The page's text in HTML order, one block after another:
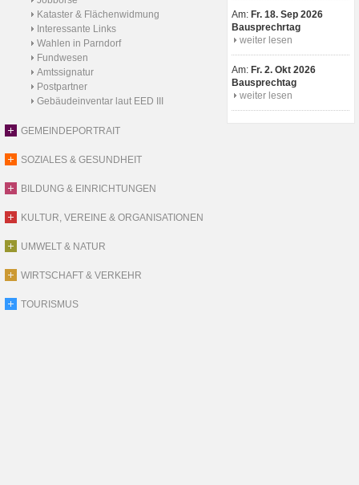
Kataster & Flächenwidmung
Interessante Links
Wahlen in Parndorf
Fundwesen
Amtssignatur
Postpartner
Gebäudeinventar laut EED III
GEMEINDEPORTRAIT
SOZIALES & GESUNDHEIT
BILDUNG & EINRICHTUNGEN
KULTUR, VEREINE & ORGANISATIONEN
UMWELT & NATUR
WIRTSCHAFT & VERKEHR
TOURISMUS
Am: Fr. 18. Sep 2026
Bausprechrtag
weiter lesen
Am: Fr. 2. Okt 2026
Bausprechtag
weiter lesen